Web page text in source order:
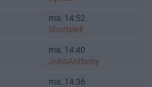
ma, 14:52
Shortelek
ma, 14:40
JohnAnthony
ma, 14:36